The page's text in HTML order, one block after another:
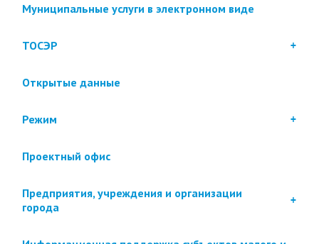
Муниципальные услуги в электронном виде
ТОСЭР
Открытые данные
Режим
Проектный офис
Предприятия, учреждения и организации
города